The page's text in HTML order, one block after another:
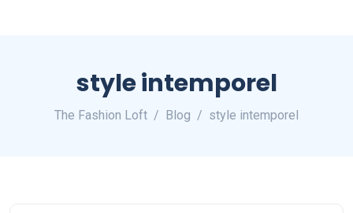
style intemporel
The Fashion Loft Blog style intemporel